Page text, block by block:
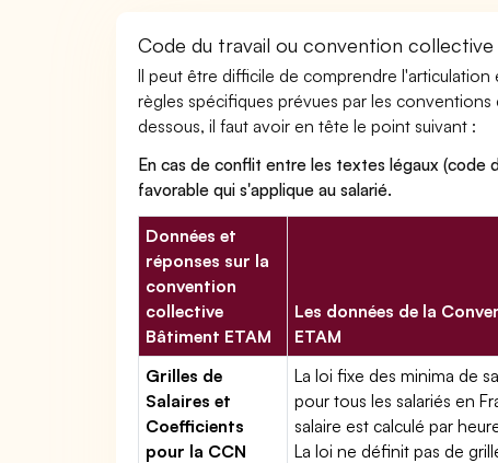
Code du travail ou convention
Il peut être difficile de comprendre
règles spécifiques prévues par les
dessous, il faut avoir en tête le point suivant :
En cas de conflit entre les textes légaux (code
favorable qui s'applique au salarié.
Données et
réponses sur la
convention
collective
Bâtiment ETAM
Les données de la
ETAM
Grilles de
Salaires et
Coefficients
pour la CCN
La loi fixe des minima de
pour tous les salariés en
salaire est calculé par
La loi ne définit pas de